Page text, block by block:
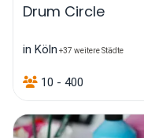
Drum Circle
in Köln +37 weitere Städte
10 - 400